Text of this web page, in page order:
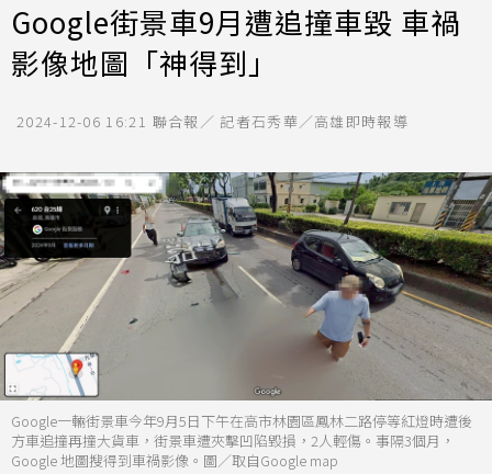
Google街景車9月遭追撞車毀 車禍
影像地圖「神得到」
2024-12-06 16:21 聯合報／ 記者石秀華／高雄即時報導
Google一輛街景車今年9月5日下午在高市林園區鳳林二路停等紅燈時遭後
方車追撞再撞大貨車，街景車遭夾擊凹陷毀損，2人輕傷。事隔3個月，
Google 地圖搜得到車禍影像。圖／取自Google map